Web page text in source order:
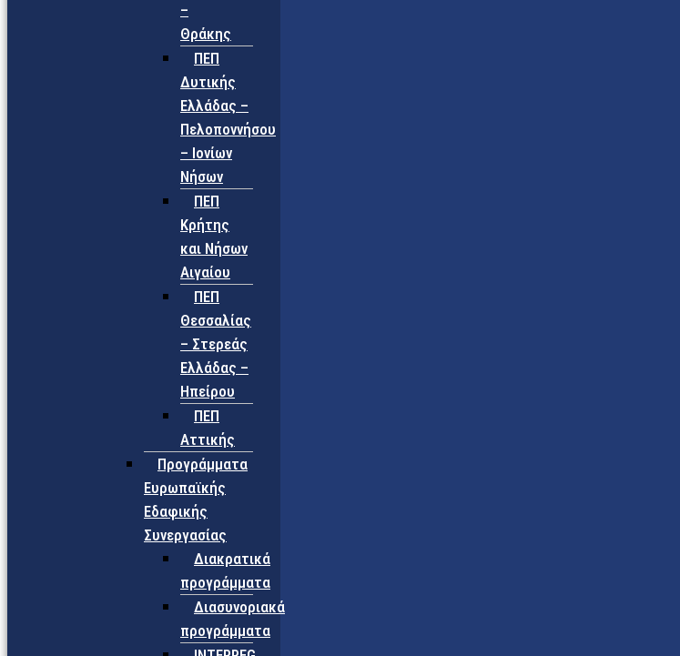
–
Θράκης
ΠΕΠ
Δυτικής
Ελλάδας –
Πελοποννήσου
– Ιονίων
Νήσων
ΠΕΠ
Κρήτης
και Νήσων
Αιγαίου
ΠΕΠ
Θεσσαλίας
– Στερεάς
Ελλάδας –
Ηπείρου
ΠΕΠ
Αττικής
Προγράμματα
Ευρωπαϊκής
Εδαφικής
Συνεργασίας
Διακρατικά
προγράμματα
Διασυνοριακά
προγράμματα